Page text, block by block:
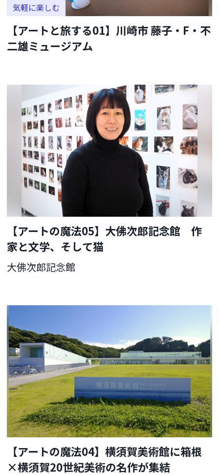
気軽に楽しむ
【アートと旅する01】川崎市 藤子・F・不
二雄ミュージアム
【アートの魔法05】大佛次郎記念館 作
家と文学、そして猫
大佛次郎記念館
【アートの魔法04】横須賀美術館に箱根
×横須賀20世紀美術の名作が集結